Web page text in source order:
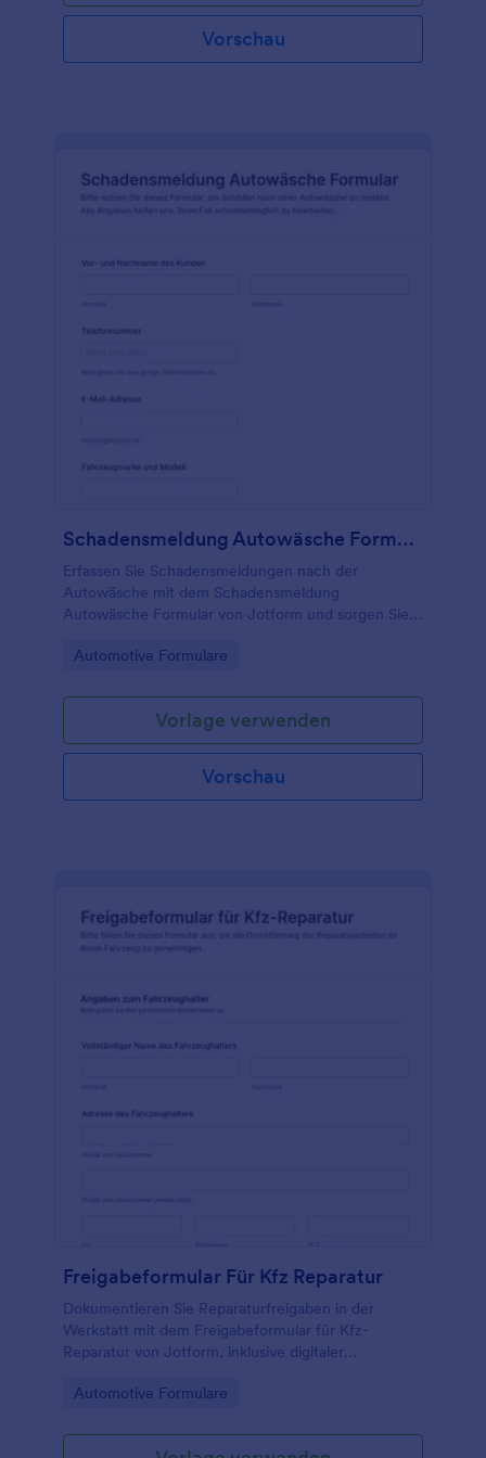
Vorschau
Schadensmeldung Autowäsche Formular
Erfassen Sie Schadensmeldungen nach der
Autowäsche mit dem Schadensmeldung
Autowäsche Formular von Jotform und sorgen Sie
Abläufe in Waschanlagen und
Go to Category:
Automotive Formulare
Vorlage verwenden
Vorschau
Freigabeformular Für Kfz Reparatur
Dokumentieren Sie Reparaturfreigaben in der
Werkstatt mit dem Freigabeformular für Kfz-
Reparatur von Jotform, inklusive digitaler
verwalteten Formular-Antworten.
Go to Category:
Automotive Formulare